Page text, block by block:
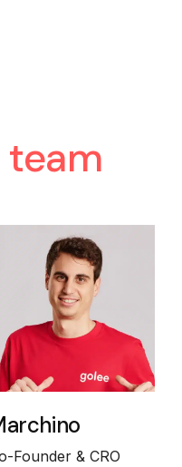
team
Founder & CRO